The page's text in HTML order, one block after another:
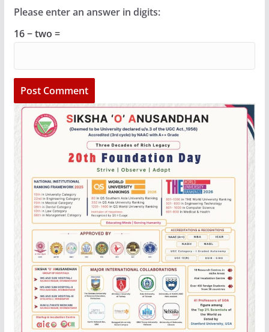
Please enter an answer in digits:
16 − two =